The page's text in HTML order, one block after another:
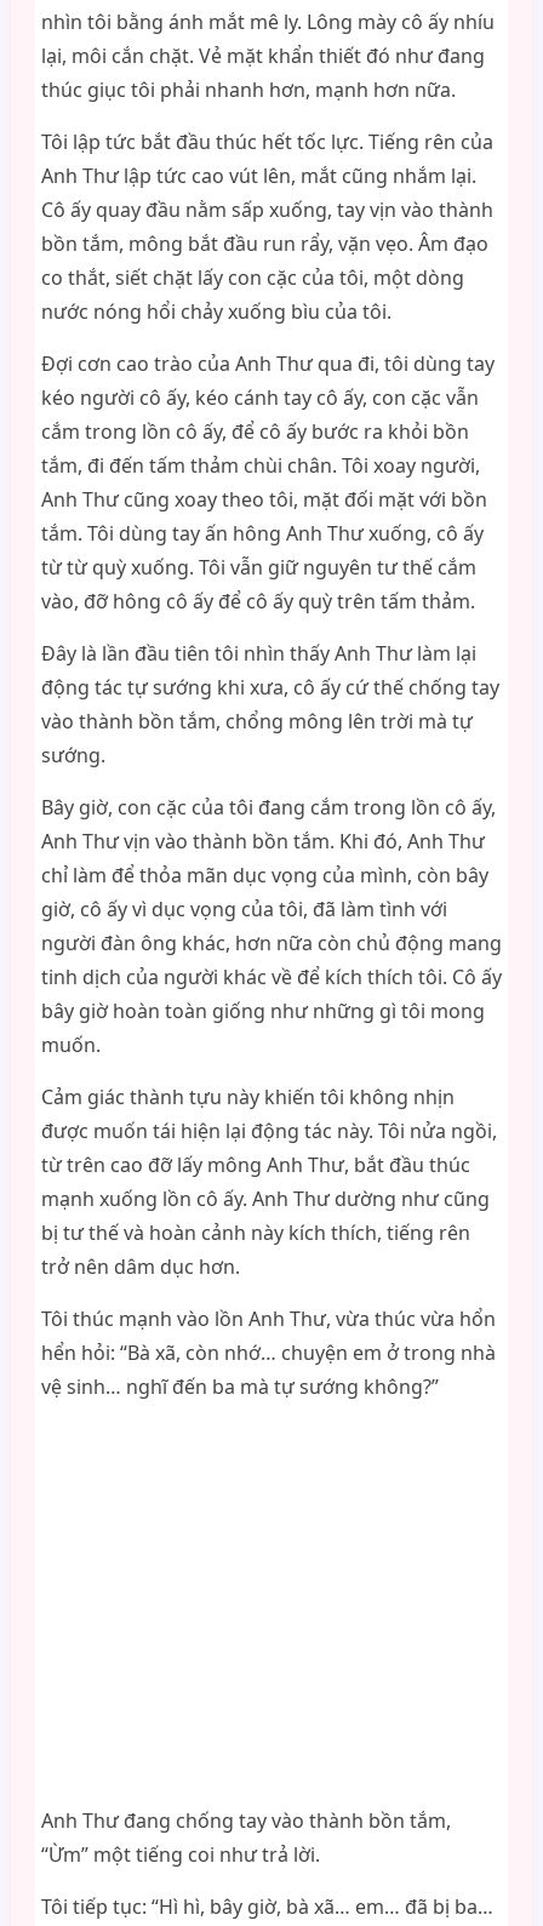
nhìn tôi bằng ánh mắt mê ly. Lông mày cô ấy nhíu
lại, môi cắn chặt. Vẻ mặt khẩn thiết đó như đang
thúc giục tôi phải nhanh hơn, mạnh hơn nữa.
Tôi lập tức bắt đầu thúc hết tốc lực. Tiếng rên của
Anh Thư lập tức cao vút lên, mắt cũng nhắm lại.
Cô ấy quay đầu nằm sấp xuống, tay vịn vào thành
bồn tắm, mông bắt đầu run rẩy, vặn vẹo. Âm đạo
co thắt, siết chặt lấy con cặc của tôi, một dòng
nước nóng hổi chảy xuống bìu của tôi.
Đợi cơn cao trào của Anh Thư qua đi, tôi dùng tay
kéo người cô ấy, kéo cánh tay cô ấy, con cặc vẫn
cắm trong lồn cô ấy, để cô ấy bước ra khỏi bồn
tắm, đi đến tấm thảm chùi chân. Tôi xoay người,
Anh Thư cũng xoay theo tôi, mặt đối mặt với bồn
tắm. Tôi dùng tay ấn hông Anh Thư xuống, cô ấy
từ từ quỳ xuống. Tôi vẫn giữ nguyên tư thế cắm
vào, đỡ hông cô ấy để cô ấy quỳ trên tấm thảm.
Đây là lần đầu tiên tôi nhìn thấy Anh Thư làm lại
động tác tự sướng khi xưa, cô ấy cứ thế chống tay
vào thành bồn tắm, chổng mông lên trời mà tự
sướng.
Bây giờ, con cặc của tôi đang cắm trong lồn cô ấy,
Anh Thư vịn vào thành bồn tắm. Khi đó, Anh Thư
chỉ làm để thỏa mãn dục vọng của mình, còn bây
giờ, cô ấy vì dục vọng của tôi, đã làm tình với
người đàn ông khác, hơn nữa còn chủ động mang
tinh dịch của người khác về để kích thích tôi. Cô ấy
bây giờ hoàn toàn giống như những gì tôi mong
muốn.
Cảm giác thành tựu này khiến tôi không nhịn
được muốn tái hiện lại động tác này. Tôi nửa ngồi,
từ trên cao đỡ lấy mông Anh Thư, bắt đầu thúc
mạnh xuống lồn cô ấy. Anh Thư dường như cũng
bị tư thế và hoàn cảnh này kích thích, tiếng rên
trở nên dâm dục hơn.
Tôi thúc mạnh vào lồn Anh Thư, vừa thúc vừa hổn
hển hỏi: “Bà xã, còn nhớ… chuyện em ở trong nhà
vệ sinh… nghĩ đến ba mà tự sướng không?”
Anh Thư đang chống tay vào thành bồn tắm,
“Ừm” một tiếng coi như trả lời.
Tôi tiếp tục: “Hì hì, bây giờ, bà xã… em… đã bị ba…